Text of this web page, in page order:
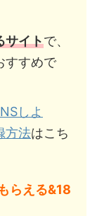
サイトで、
すすめで
しよ
方法はこち
らえる&18